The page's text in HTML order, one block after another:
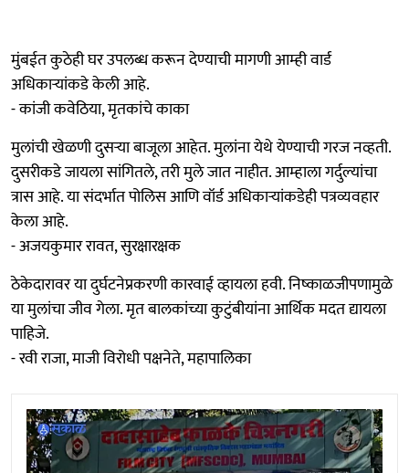
मुंबईत कुठेही घर उपलब्ध करून देण्याची मागणी आम्ही वार्ड
अधिकाऱ्यांकडे केली आहे.
- कांजी कवेठिया, मृतकांचे काका
मुलांची खेळणी दुसऱ्या बाजूला आहेत. मुलांना येथे येण्याची गरज नव्हती.
दुसरीकडे जायला सांगितले, तरी मुले जात नाहीत. आम्हाला गर्दुल्यांचा
त्रास आहे. या संदर्भात पोलिस आणि वॉर्ड अधिकाऱ्यांकडेही पत्रव्यवहार
केला आहे.
- अजयकुमार रावत, सुरक्षारक्षक
ठेकेदारावर या दुर्घटनेप्रकरणी कारवाई व्हायला हवी. निष्काळजीपणामुळे
या मुलांचा जीव गेला. मृत बालकांच्या कुटुंबीयांना आर्थिक मदत द्यायला
पाहिजे.
- रवी राजा, माजी विरोधी पक्षनेते, महापालिका